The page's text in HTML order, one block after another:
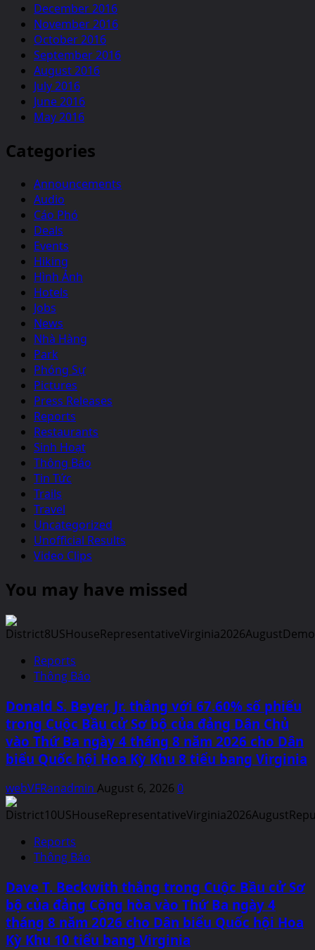
December 2016
November 2016
October 2016
September 2016
August 2016
July 2016
June 2016
May 2016
Categories
Announcements
Audio
Cáo Phó
Deals
Events
Hiking
Hình Ảnh
Hotels
Jobs
News
Nhà Hàng
Park
Phóng Sự
Pictures
Press Releases
Reports
Restaurants
Sinh Hoạt
Thông Báo
Tin Tức
Trails
Travel
Uncategorized
Unofficial Results
Video Clips
You may have missed
Reports
Thông Báo
Donald S. Beyer, Jr. thắng với 67.60% số phiếu
trong Cuộc Bầu cử Sơ bộ của đảng Dân Chủ
vào Thứ Ba ngày 4 tháng 8 năm 2026 cho Dân
biểu Quốc hội Hoa Kỳ Khu 8 tiểu bang Virginia
webVFRanadmin August 6, 2026 0
Reports
Thông Báo
Dave T. Beckwith thắng trong Cuộc Bầu cử Sơ
bộ của đảng Cộng hòa vào Thứ Ba ngày 4
tháng 8 năm 2026 cho Dân biểu Quốc hội Hoa
Kỳ Khu 10 tiểu bang Virginia